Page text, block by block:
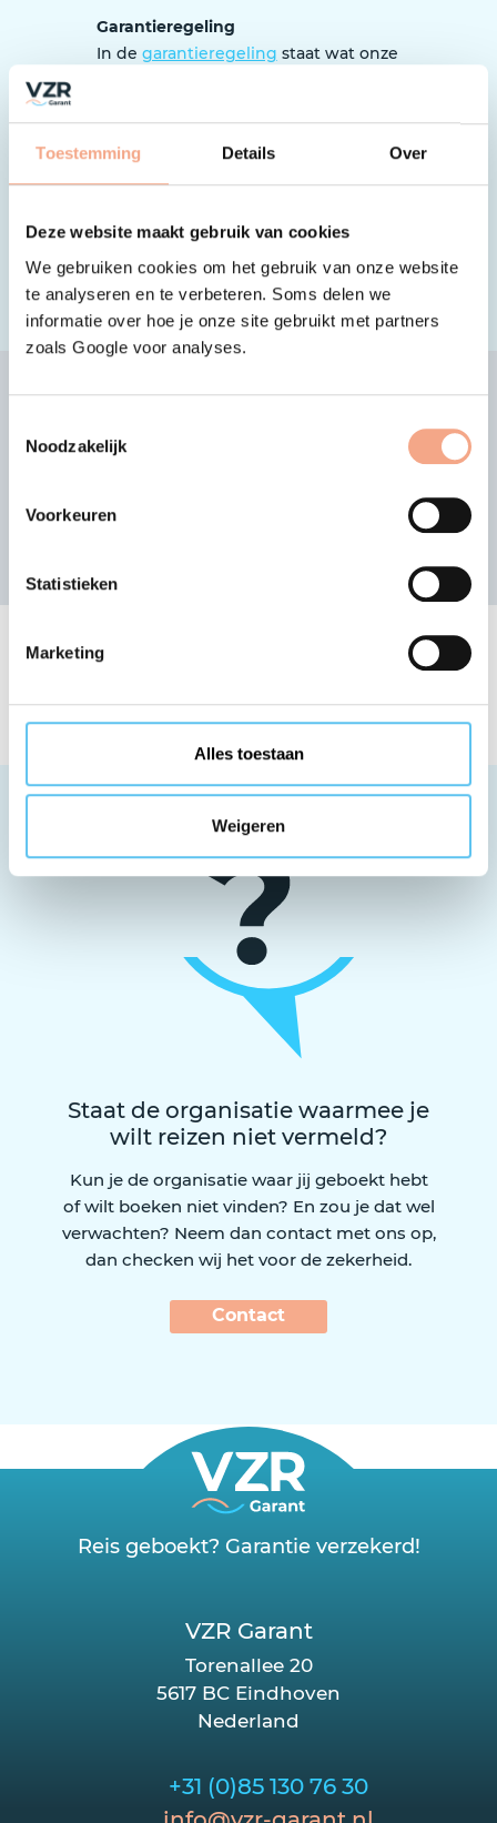
Toestemming Details Over
Deze website maakt gebruik van cookies
We gebruiken cookies om het gebruik van onze website
te analyseren en te verbeteren. Soms delen we
informatie over hoe je onze site gebruikt met partners
zoals Google voor analyses.
Noodzakelijk
Voorkeuren
Statistieken
Marketing
Alles toestaan
Weigeren
Garantieregeling
In de garantieregeling staat wat onze
Tip: waar moet ik als reiziger op
letten?
is aangesloten bij VZR Garant en
werkt volgens de garantieregeling.
Zo controleer je dat
Andere aangesloten
Lijst van bij VZR Garant
aangesloten organisaties
Staat de organisatie waarmee je
wilt reizen niet vermeld?
Kun je de organisatie waar jij geboekt hebt
of wilt boeken niet vinden? En zou je dat wel
verwachten? Neem dan contact met ons op,
dan checken wij het voor de zekerheid.
Contact
Reis geboekt? Garantie verzekerd!
+31 (0)85 130 76 30
VZR Garant
Torenallee 20
5617 BC Eindhoven
Nederland